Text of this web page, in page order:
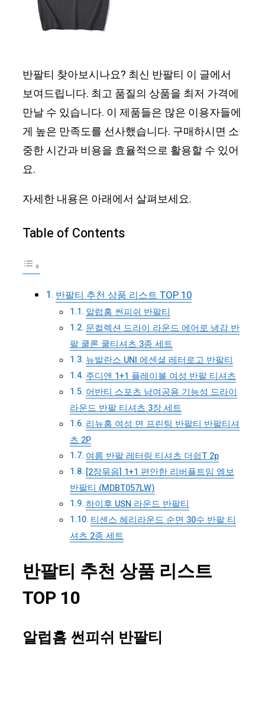
반팔티 찾아보시나요? 최신 반팔티 이 글에서
보여드립니다. 최고 품질의 상품을 최저 가격에
만날 수 있습니다. 이 제품들은 많은 이용자들에
게 높은 만족도를 선사했습니다. 구매하시면 소
중한 시간과 비용을 효율적으로 활용할 수 있어
요.
자세한 내용은 아래에서 살펴보세요.
Table of Contents
반팔티 추천 상품 리스트 TOP 10
알럽홈 썬피쉬 반팔티
문컬렉션 드라이 라운드 에어로 냉감 반
팔 쿨론 쿨티셔츠 3종 세트
뉴발란스 UNI 에센셜 레터로고 반팔티
주디앤 1+1 플레이볼 여성 반팔 티셔츠
어반티 스포츠 남여공용 기능성 드라이
라운드 반팔 티셔츠 3장 세트
리뉴홈 여성 면 프린팅 반팔티 반팔티셔
츠 2P
여름 반팔 레터링 티셔츠 더쉽T 2p
[2장묶음] 1+1 편안한 리버플트임 엠보
반팔티 (MDBT057LW)
하이후 USN 라운드 반팔티
티센스 헤리라운드 순면 30수 반팔 티
셔츠 2종 세트
반팔티 추천 상품 리스트
TOP 10
알럽홈 썬피쉬 반팔티